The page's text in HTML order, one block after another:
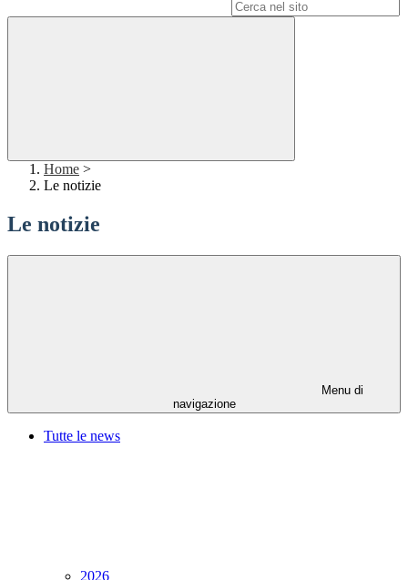
Home >
Le notizie
Le notizie
Menu di
navigazione
Tutte le news
2026